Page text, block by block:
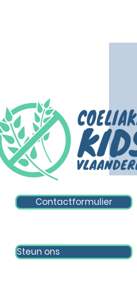
Contactformulier
Steun ons